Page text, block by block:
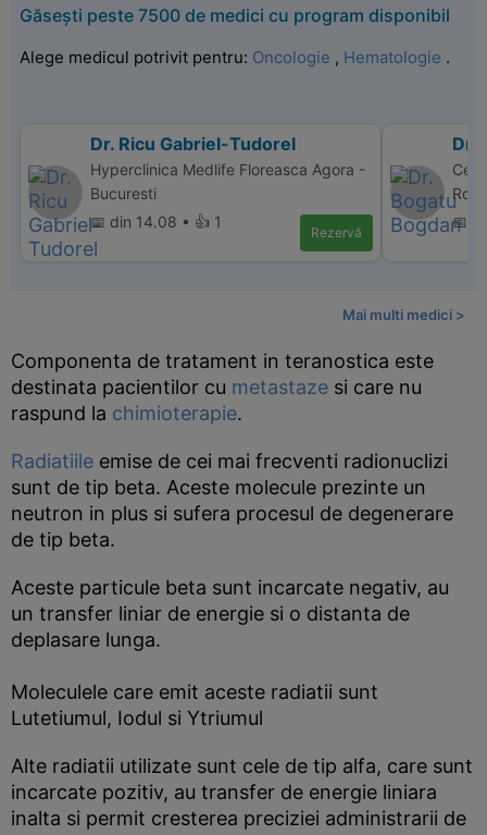
Găsești peste 7500 de medici cu program disponibil
Alege medicul potrivit pentru: Oncologie , Hematologie .
Dr. Ricu Gabriel-Tudorel
Hyperclinica Medlife Floreasca Agora -
Bucuresti
📅 din 14.08 • 👍 1
Rezervă
Dr.
📅
Mai multi medici >
Componenta de tratament in teranostica este
destinata pacientilor cu metastaze si care nu
raspund la chimioterapie.
Radiatiile emise de cei mai frecventi radionuclizi
sunt de tip beta. Aceste molecule prezinte un
neutron in plus si sufera procesul de degenerare
de tip beta.
Aceste particule beta sunt incarcate negativ, au
un transfer liniar de energie si o distanta de
deplasare lunga.
Moleculele care emit aceste radiatii sunt
Lutetiumul, Iodul si Ytriumul
Alte radiatii utilizate sunt cele de tip alfa, care sunt
incarcate pozitiv, au transfer de energie liniara
inalta si permit cresterea preciziei administrarii de